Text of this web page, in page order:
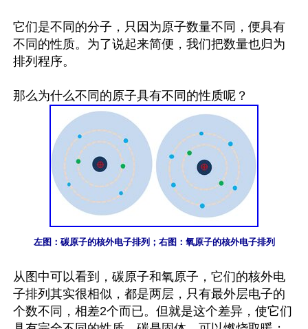
它们是不同的分子，只因为原子数量不同，便具有
不同的性质。为了说起来简便，我们把数量也归为
排列程序。
左图：碳原子的核外电子排列；右图：氧原子的核外电子排列
从图中可以看到，碳原子和氧原子，它们的核外电
子排列其实很相似，都是两层，只有最外层电子的
个数不同，相差2个而已。但就是这个差异，使它们